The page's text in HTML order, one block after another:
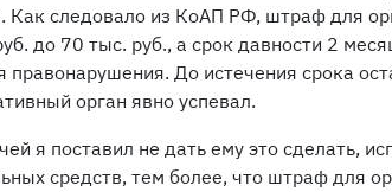
Как следовало из КоАП РФ, штраф для
до 70 тыс. руб., а срок давности 2
правонарушения. До истечения срока
орган явно успевал.
я поставил не дать ему это сделать,
средств, тем более, что штраф для